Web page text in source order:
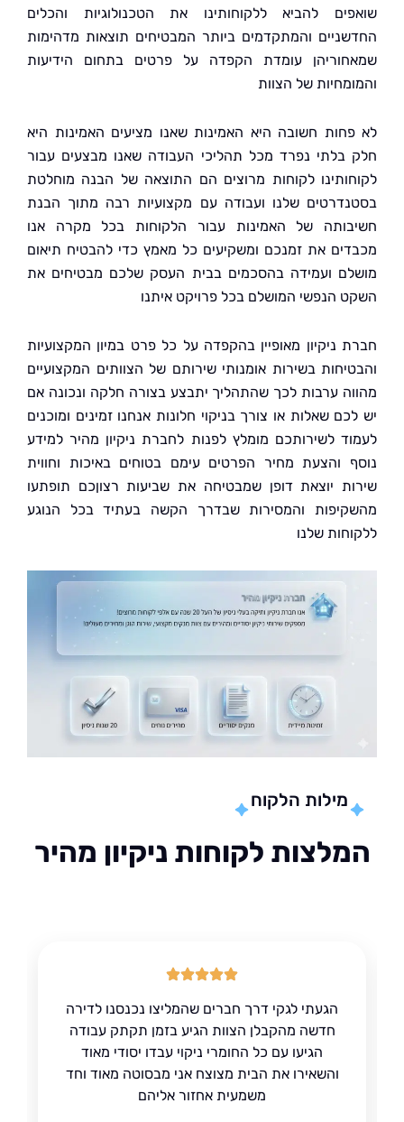
להביא ללקוחותינו את הטכנולוגיות והכלים
והמתקדמים ביותר המבטיחים תוצאות מדהימות
עומדת הקפדה על פרטים בתחום הידיעות
של הצוות
חשובה היא האמינות שאנו מציעים האמינות היא
נפרד מכל תהליכי העבודה שאנו מבצעים עבור
לקוחות מרוצים הם התוצאה של הבנה מוחלטת
שלנו ועבודה עם מקצועיות רבה מתוך הבנת
של האמינות עבור הלקוחות בכל מקרה אנו
את זמנכם ומשקיעים כל מאמץ כדי להבטיח תיאום
ועמידה בהסכמים בבית העסק שלכם מבטיחים את
הנפשי המושלם בכל פרויקט איתנו
ניקיון מאופיין בהקפדה על כל פרט במיון המקצועיות
בשירות אומנותי שירותם של הצוותים המקצועיים
ערבות לכך שהתהליך יתבצע בצורה חלקה ונכונה אם
שאלות או צורך בניקוי חלונות אנחנו זמינים ומוכנים
לשירותכם מומלץ לפנות לחברת ניקיון מהיר למידע
והצעת מחיר הפרטים עימם בטוחים באיכות וחווית
יוצאת דופן שמבטיחה את שביעות רצוןכם תופתעו
והמסירות שבדרך הקשה בעתיד בכל הנוגע
שלנו
מילות הלקוח
לקוחות ניקיון מהיר
הגעתי לגקי דרך חברים שהמליצו נכנסנו לדירה
חדשה מהקבלן הצוות הגיע בזמן תקתק עבודה
הגיעו עם כל החומרי ניקוי עבדו יסודי מאוד
והשאירו את הבית מצוצח אני מבסוטה מאוד וחד
משמעית אחזור אליהם